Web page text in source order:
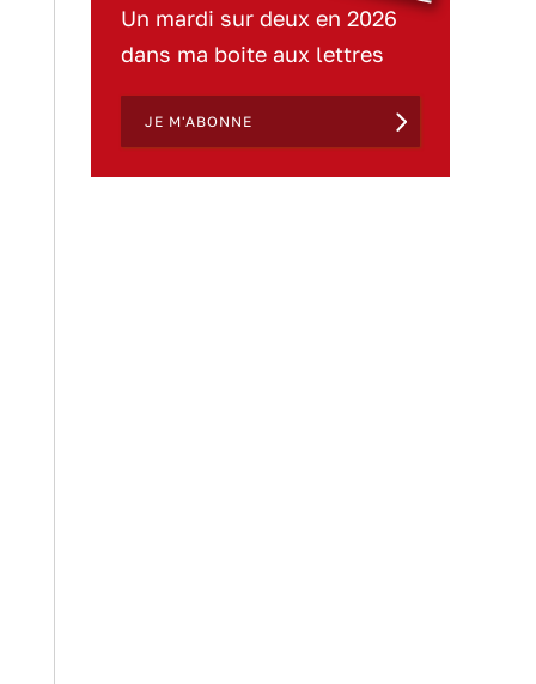
Un mardi sur deux en 2026
dans ma boite aux lettres
JE M'ABONNE